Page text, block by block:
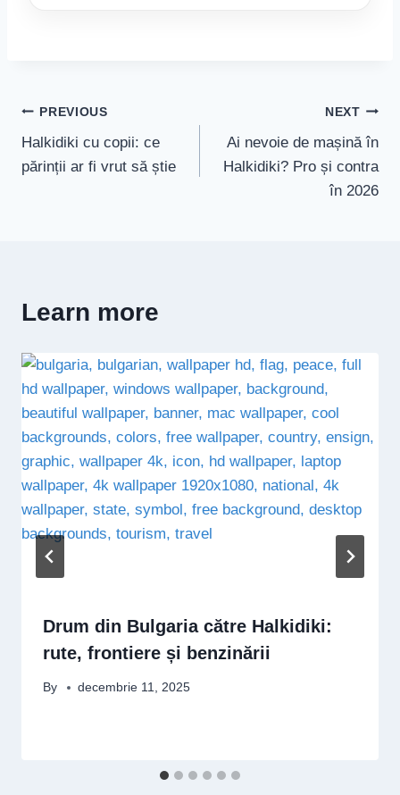
Navigare
în
PREVIOUS
Halkidiki cu copii: ce
părinții ar fi vrut să știe
NEXT
Ai nevoie de mașină în
Halkidiki? Pro și contra
în 2026
Learn more
Drum din Bulgaria către Halkidiki:
rute, frontiere și benzinării
By decembrie 11, 2025